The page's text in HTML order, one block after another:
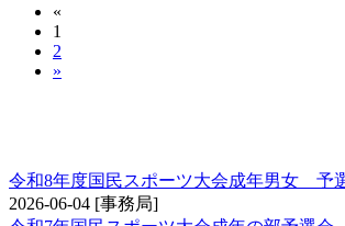
«
1
2
»
令和8年度国民スポーツ大会成年男女 予
2026-06-04 [事務局]